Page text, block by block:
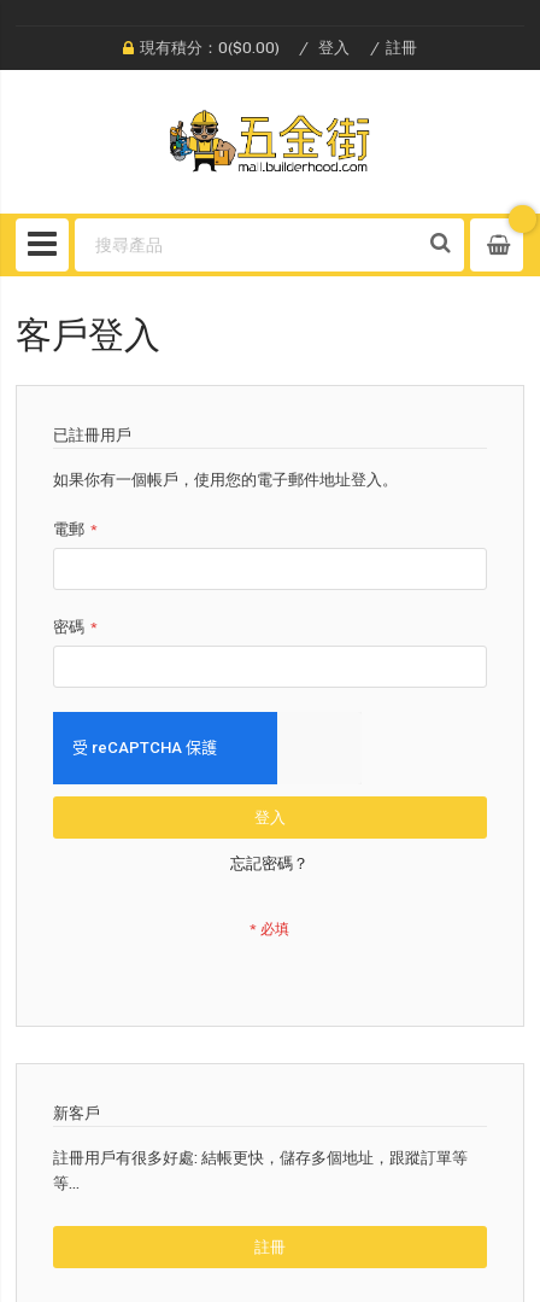
現有積分：0($0.00) 登入 註冊
客戶登入
已註冊用戶
如果你有一個帳戶，使用您的電子郵件地址登入。
電郵
密碼
登入
忘記密碼？
新客戶
註冊用戶有很多好處: 結帳更快，儲存多個地址，跟蹤訂單等
等...
註冊